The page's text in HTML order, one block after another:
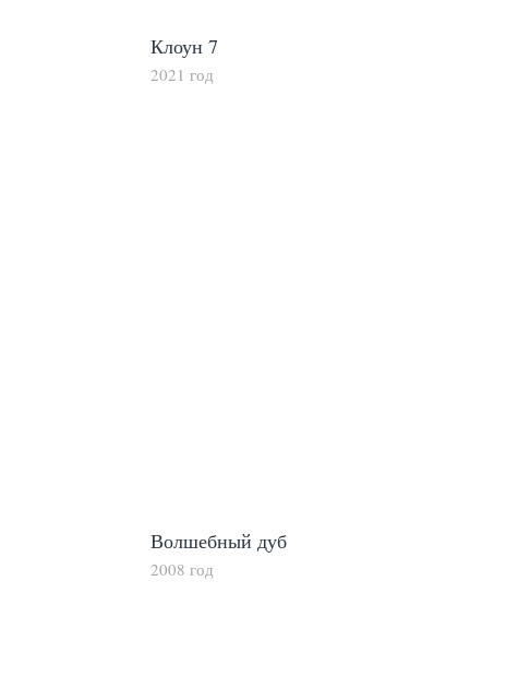
Клоун 7
2021 год
Волшебный дуб
2008 год